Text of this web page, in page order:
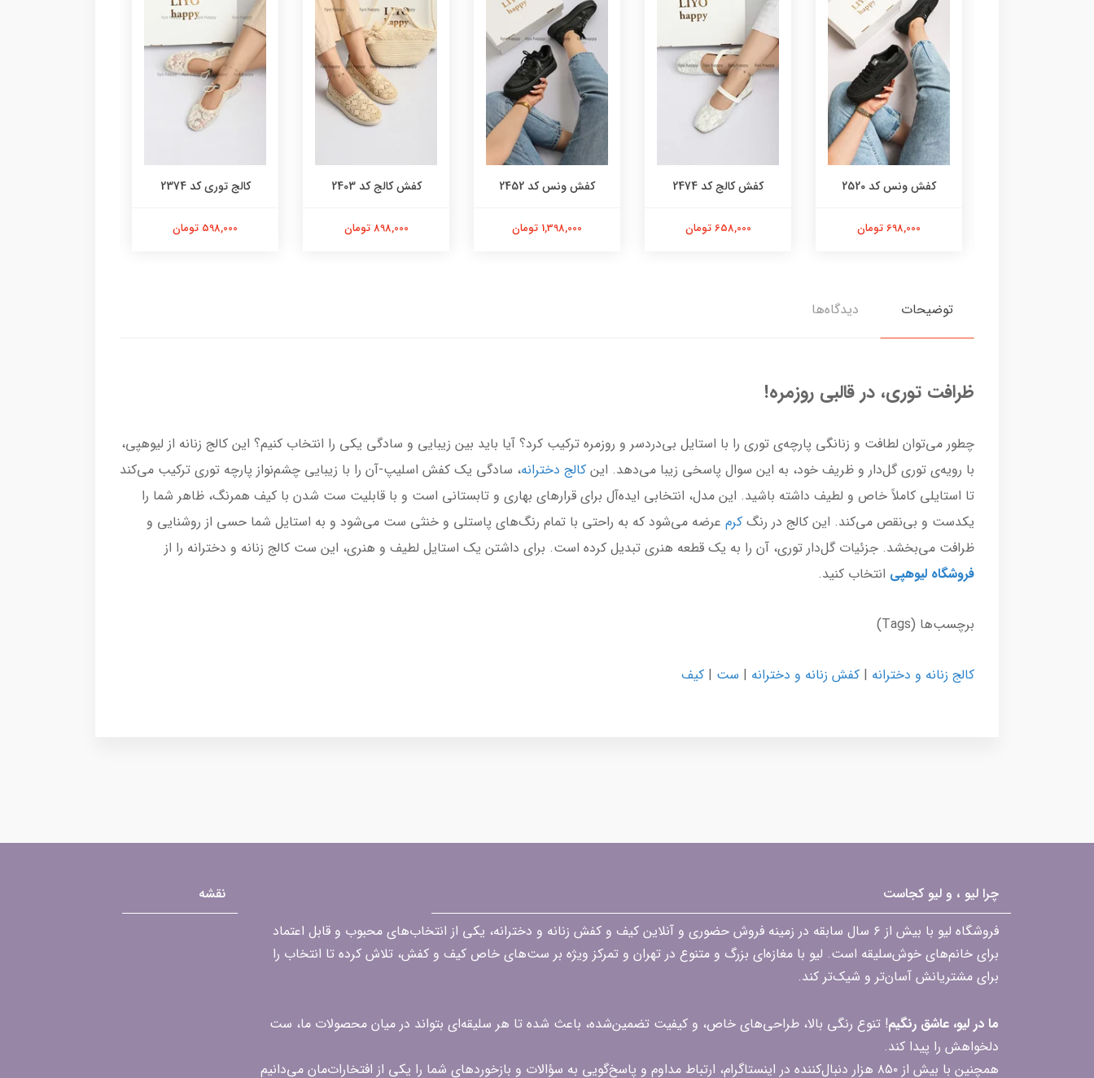
کفش ونس کد 2520
698,000 تومان
کفش کالج کد 2474
658,000 تومان
کفش ونس کد 2452
1,398,000 تومان
کفش کالج کد 2403
898,000 تومان
کالج توری کد 2374
598,000 تومان
توضیحات دیدگاه‌ها
ظرافت توری، در قالبی روزمره!
چطور می‌توان لطافت و زنانگی پارچه‌ی توری را با استایل بی‌دردسر و روزمره ترکیب کرد؟ آیا باید بین زیبایی و سادگی یکی را انتخاب کنیم؟ این کالج زنانه از لیوهپی،
با رویه‌ی توری گل‌دار و ظریف خود، به این سوال پاسخی زیبا می‌دهد. این کالج دخترانه، سادگی یک کفش اسلیپ-آن را با زیبایی چشم‌نواز پارچه توری ترکیب می‌کند
تا استایلی کاملاً خاص و لطیف داشته باشید. این مدل، انتخابی ایده‌آل برای قرارهای بهاری و تابستانی است و با قابلیت ست شدن با کیف همرنگ، ظاهر شما را
یکدست و بی‌نقص می‌کند. این کالج در رنگ کرم عرضه می‌شود که به راحتی با تمام رنگ‌های پاستلی و خنثی ست می‌شود و به استایل شما حسی از روشنایی و
ظرافت می‌بخشد. جزئیات گل‌دار توری، آن را به یک قطعه هنری تبدیل کرده است. برای داشتن یک استایل لطیف و هنری، این ست کالج زنانه و دخترانه را از
فروشگاه لیوهپی انتخاب کنید.
برچسب‌ها (Tags)
کالج زنانه و دخترانه | کفش زنانه و دخترانه | ست | کیف
چرا لیو ، و لیو کجاست
فروشگاه لیو با بیش از ۶ سال سابقه در زمینه فروش حضوری و آنلاین کیف و کفش زنانه و دخترانه، یکی از انتخاب‌های محبوب و قابل اعتماد
برای خانم‌های خوش‌سلیقه است. لیو با مغازه‌ای بزرگ و متنوع در تهران و تمرکز ویژه بر ست‌های خاص کیف و کفش، تلاش کرده تا انتخاب را
برای مشتریانش آسان‌تر و شیک‌تر کند.
ما در لیو، عاشق رنگیم! تنوع رنگی بالا، طراحی‌های خاص، و کیفیت تضمین‌شده، باعث شده تا هر سلیقه‌ای بتواند در میان محصولات ما، ست
دلخواهش را پیدا کند.
همچنین با بیش از ۸۵۰ هزار دنبال‌کننده در اینستاگرام، ارتباط مداوم و پاسخ‌گویی به سؤالات و بازخوردهای شما را یکی از افتخارات‌مان می‌دانیم
نقشه